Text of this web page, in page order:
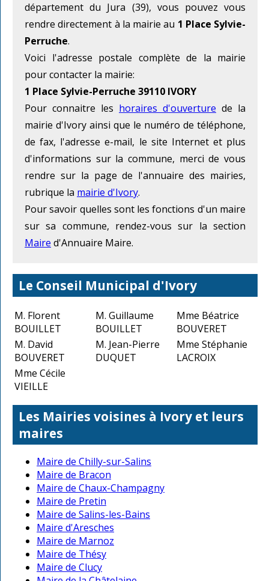
département du Jura (39), vous pouvez vous
rendre directement à la mairie au 1 Place Sylvie-
Perruche.
Voici l'adresse postale complète de la mairie
pour contacter la mairie:
1 Place Sylvie-Perruche 39110 IVORY
Pour connaitre les horaires d'ouverture de la
mairie d'Ivory ainsi que le numéro de téléphone,
de fax, l'adresse e-mail, le site Internet et plus
d'informations sur la commune, merci de vous
rendre sur la page de l'annuaire des mairies,
rubrique la mairie d'Ivory.
Pour savoir quelles sont les fonctions d'un maire
sur sa commune, rendez-vous sur la section
Maire d'Annuaire Maire.
Le Conseil Municipal d'Ivory
M. Florent
BOUILLET
M. Guillaume
BOUILLET
Mme Béatrice
BOUVERET
M. David
BOUVERET
M. Jean-Pierre
DUQUET
Mme Stéphanie
LACROIX
Mme Cécile
VIEILLE
Les Mairies voisines à Ivory et leurs
maires
Maire de Chilly-sur-Salins
Maire de Bracon
Maire de Chaux-Champagny
Maire de Pretin
Maire de Salins-les-Bains
Maire d'Aresches
Maire de Marnoz
Maire de Thésy
Maire de Clucy